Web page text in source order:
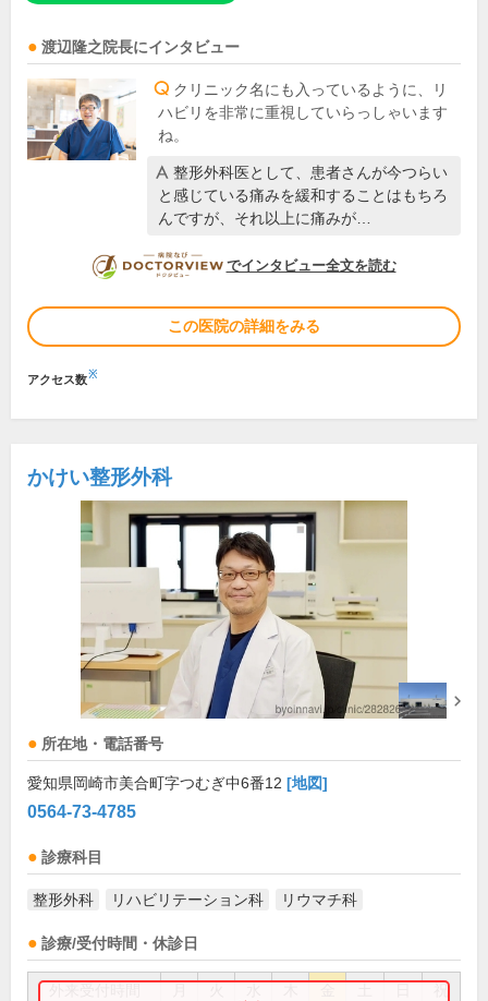
渡辺隆之 院長にインタビュー
クリニック名にも入っているように、リ
ハビリを非常に重視していらっしゃいます
ね。
整形外科医として、患者さんが今つらい
と感じている痛みを緩和することはもちろ
んですが、それ以上に痛みが…
DOCTORVIEW
でインタビュー全文を読む
この医院の詳細をみる
アクセス数※
かけい整形外科
所在地・電話番号
愛知県岡崎市美合町字つむぎ中6番12 [地図]
0564-73-4785
診療科目
整形外科 リハビリテーション科 リウマチ科
診療/受付時間・休診日
祝